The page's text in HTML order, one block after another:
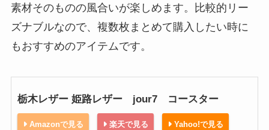
素材そのものの風合いが楽しめます。比較的リー
ズナブルなので、複数枚まとめて購入したい時に
もおすすめのアイテムです。
栃木レザー 姫路レザー jour7 コースター
Amazonで見る 楽天で見る Yahoo!で見る